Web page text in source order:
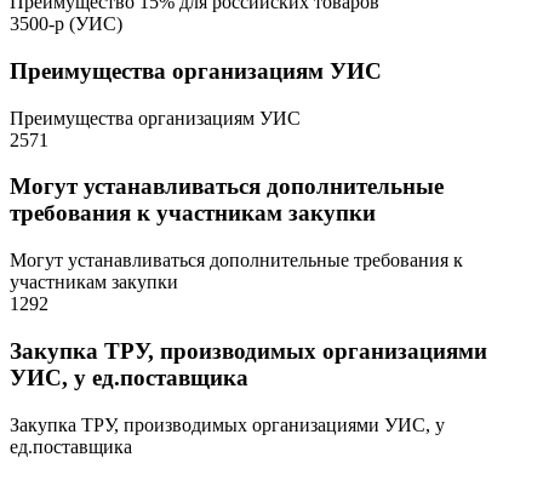
3500-р (УИС)
Преимущества организациям УИС
Преимущества организациям УИС
2571
Могут устанавливаться дополнительные
требования к участникам закупки
Могут устанавливаться дополнительные требования к
участникам закупки
1292
Закупка ТРУ, производимых организациями
УИС, у ед.поставщика
Закупка ТРУ, производимых организациями УИС, у
ед.поставщика